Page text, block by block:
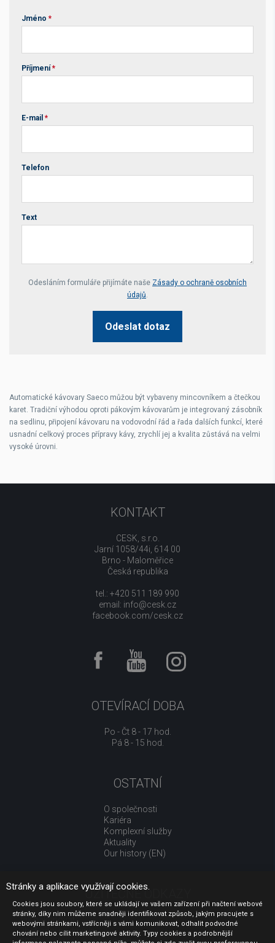
Jméno *
Příjmení *
E-mail *
Telefon
Text
Your website *
Odesláním formuláře přijímáte naše Zásady o ochraně osobních
údajů.
Odeslat dotaz
Automatické kávovary Saeco můžou být vybaveny mincovníkem a čtečkou
karet. Tradiční výhodou oproti pákovým kávovarům je integrovaný zásobník
na sedlinu, připojení kávovaru na vodovodní řád a řada dalších funkcí, které
usnadní celkový proces přípravy kávy, zrychlí jej a kvalita zůstává na velmi
vysoké úrovni.
KONTAKT
CESK, s.r.o.
Jarní 1058/44i, 614 00
Brno - Maloměřice
Česká republika
tel.: +420 511 189 990
email: info@cesk.cz
facebook.com/cesk.cz
OTEVÍRACÍ DOBA
Po - Čt 8 - 17 hod.
Pá 8 - 15 hod.
OSTATNÍ
O společnosti
Kariéra
Komplexní služby
Aktuality
Our history (EN)
UŽITEČNÉ ODKAZY
Jak nakupovat
Obchodní podmínky
Stránky a aplikace využívají cookies.
Cookies jsou soubory, které se ukládají ve vašem zařízení při načtení webové
stránky, díky nim můžeme snadněji identifikovat způsob, jakým pracujete s
webovými stránkami, vstřícněji s vámi komunikovat, odhalit podvodné
chování nebo cílit marketingové aktivity. Typy cookies a podrobnější